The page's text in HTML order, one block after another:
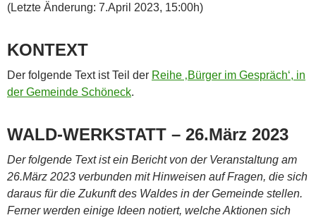
(Letzte Änderung: 7.April 2023, 15:00h)
KONTEXT
Der folgende Text ist Teil der Reihe ‚Bürger im Gespräch‘, in
der Gemeinde Schöneck.
WALD-WERKSTATT – 26.März 2023
Der folgende Text ist ein Bericht von der Veranstaltung am
26.März 2023 verbunden mit Hinweisen auf Fragen, die sich
daraus für die Zukunft des Waldes in der Gemeinde stellen.
Ferner werden einige Ideen notiert, welche Aktionen sich